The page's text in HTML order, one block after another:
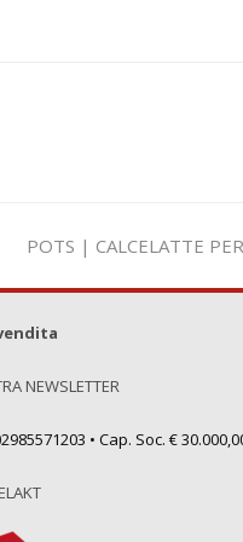
visualizza
POTS | CALCELATTE
NEWSLETTER
• Cap. Soc. €